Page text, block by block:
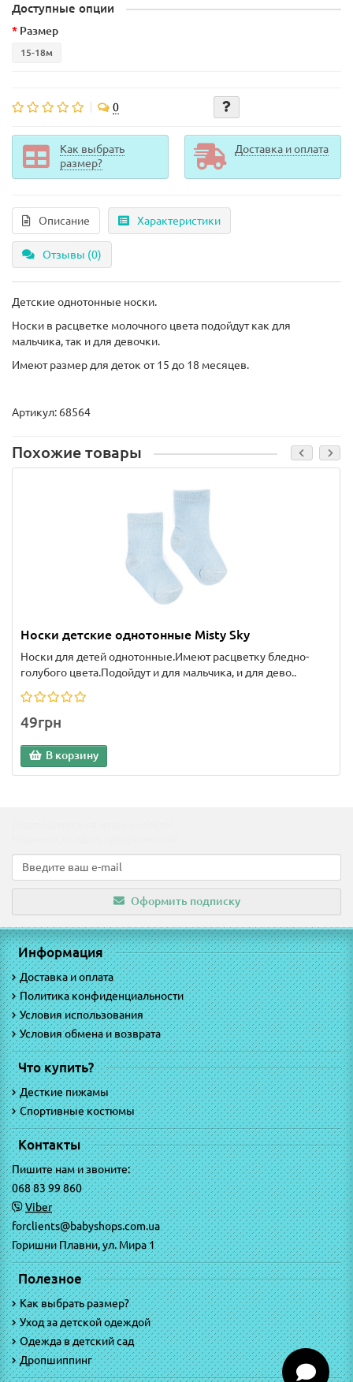
Доступные опции
Размер
15-18м
0
Как выбрать
размер?
Доставка и оплата
Описание Характеристики
Отзывы (0)
Детские однотонные носки.
Носки в расцветке молочного цвета подойдут как для
мальчика, так и для девочки.
Имеют размер для деток от 15 до 18 месяцев.
Артикул: 68564
Похожие товары
Носки детские однотонные Misty Sky
Носки для детей однотонные.Имеют расцветку бледно-
голубого цвета.Подойдут и для мальчика, и для дево..
49грн
В корзину
Оформить подписку
Информация
Доставка и оплата
Политика конфиденциальности
Условия использования
Условия обмена и возврата
Что купить?
Десткие пижамы
Спортивные костюмы
Контакты
Пишите нам и звоните:
068 83 99 860
Viber
forclients@babyshops.com.ua
Горишни Плавни, ул. Мира 1
Полезное
Как выбрать размер?
Уход за детской одеждой
Одежда в детский сад
Дропшиппинг